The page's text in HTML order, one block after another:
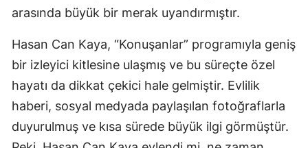
Giresun
Gümüşhane
Hakkari
arasında büyük bir merak uyandırmıştır.
Hasan Can Kaya, “Konuşanlar” programıyla geniş
bir izleyici kitlesine ulaşmış ve bu süreçte özel
hayatı da dikkat çekici hale gelmiştir. Evlilik
haberi, sosyal medyada paylaşılan fotoğraflarla
duyurulmuş ve kısa sürede büyük ilgi görmüştür.